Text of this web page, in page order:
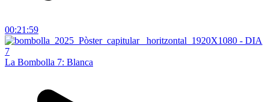
00:21:59
La Bombolla 7: Blanca